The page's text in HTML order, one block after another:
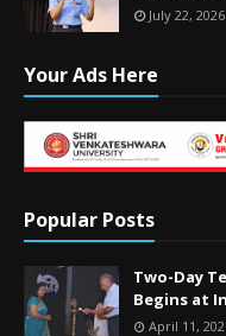
July 22, 2026
Your Ads Here
Popular Posts
Two-Day
Begins at
April 11,